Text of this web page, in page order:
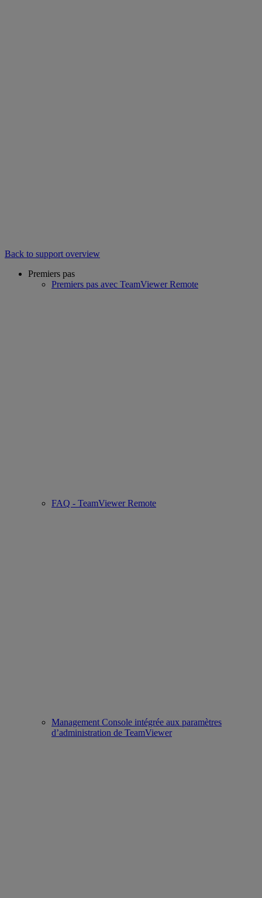
Back to support overview
Premiers pas
Premiers pas avec TeamViewer Remote
FAQ - TeamViewer Remote
Management Console intégrée aux paramètres
d’administration de TeamViewer